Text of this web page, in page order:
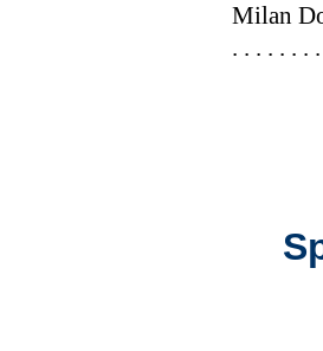
Milan
. . . . . . .